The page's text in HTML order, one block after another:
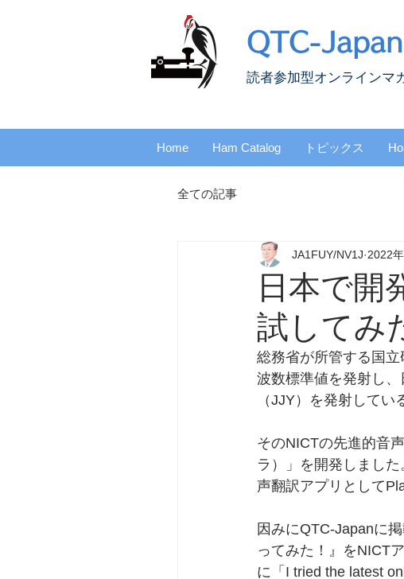
QTC-
読者参加型オンラインマ
Home Ham Catalog トピックス
全ての記事
日本で開
試してみ
JA1FUY/NV1J 2022
総務省が所管する国
波数標準値を発射し
（JJY）を発射してい
そのNICTの先進的音
ラ）」を開発しまし
声翻訳アプリとして
因みにQTC-Japanに
ってみた！』をNICT
に「I tried the latest